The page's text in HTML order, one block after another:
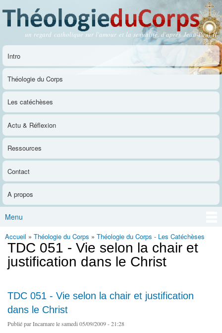
contenu
principal
Théologie du Corps
un regard catholique sur l'amour et la sexualité, d'après Jean-Paul II
Menu principal
Intro
Théologie du Corps
Les catéchèses
Actu & Réflexion
Ressources
Contact
A propos
Menu
Vous êtes ici
Accueil » Théologie du Corps » Théologie du Corps - Les Catéchèses
TDC 051 - Vie selon la chair et
justification dans le Christ
TDC 051 - Vie selon la chair et justification
dans le Christ
Publié parIncarnarele samedi 05/09/2009 - 21:28